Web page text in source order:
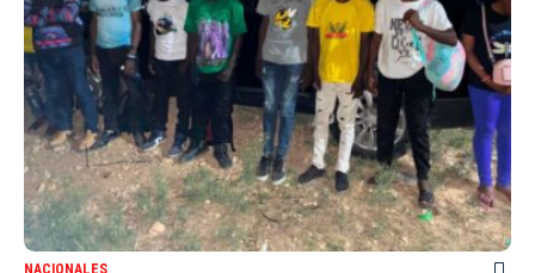
NACIONALES